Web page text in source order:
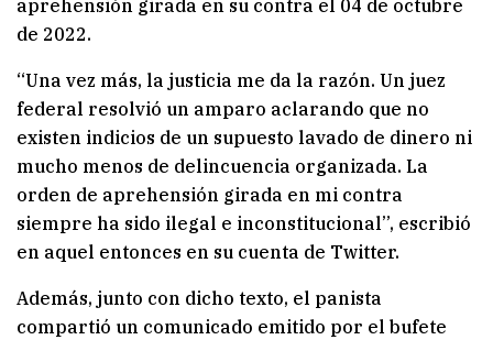
aprehensión girada en su contra el 04 de octubre
de 2022.
“Una vez más, la justicia me da la razón. Un juez
federal resolvió un amparo aclarando que no
existen indicios de un supuesto lavado de dinero ni
mucho menos de delincuencia organizada. La
orden de aprehensión girada en mi contra
siempre ha sido ilegal e inconstitucional”, escribió
en aquel entonces en su cuenta de Twitter.
Además, junto con dicho texto, el panista
compartió un comunicado emitido por el bufete